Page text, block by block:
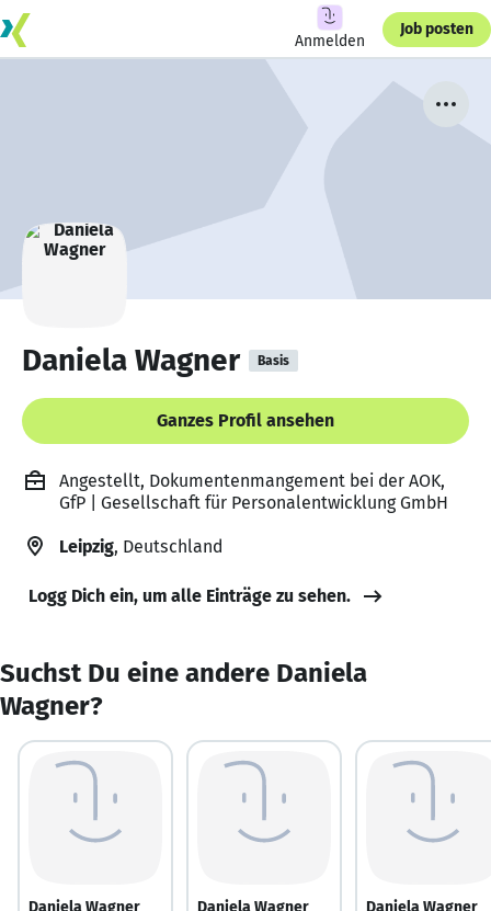
Anmelden
Job posten
Daniela Wagner Basis
Ganzes Profil ansehen
Angestellt, Dokumentenmangement bei der AOK,
GfP | Gesellschaft für Personalentwicklung GmbH
Leipzig, Deutschland
Logg Dich ein, um alle Einträge zu sehen.
Suchst Du eine andere Daniela
Wagner?
Daniela Wagner Daniela Wagner Daniela Wagner